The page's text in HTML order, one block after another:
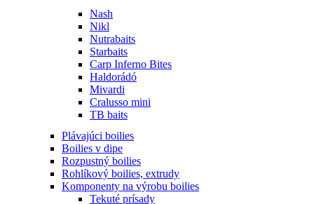
Nash
Nikl
Nutrabaits
Starbaits
Carp Inferno Bites
Haldorádó
Mivardi
Cralusso mini
TB baits
Plávajúci boilies
Boilies v dipe
Rozpustný boilies
Rohlíkový boilies, extrudy
Komponenty na výrobu boilies
Tekuté prísady